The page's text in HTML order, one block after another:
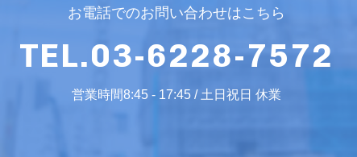
お電話でのお問い合わせはこちら
TEL.03-6228-7572
営業時間8:45 - 17:45 / 土日祝日 休業